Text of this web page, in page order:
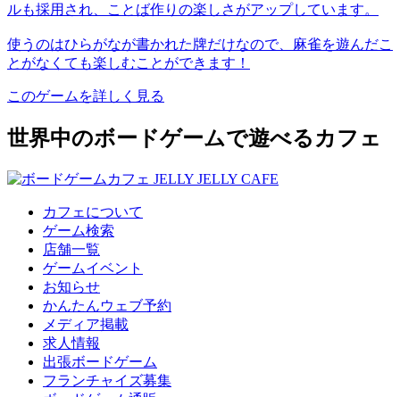
ルも採用され、ことば作りの楽しさがアップしています。
使うのはひらがなが書かれた牌だけなので、麻雀を遊んだこ
とがなくても楽しむことができます！
このゲームを詳しく見る
世界中のボードゲームで遊べるカフェ
カフェについて
ゲーム検索
店舗一覧
ゲームイベント
お知らせ
かんたんウェブ予約
メディア掲載
求人情報
出張ボードゲーム
フランチャイズ募集